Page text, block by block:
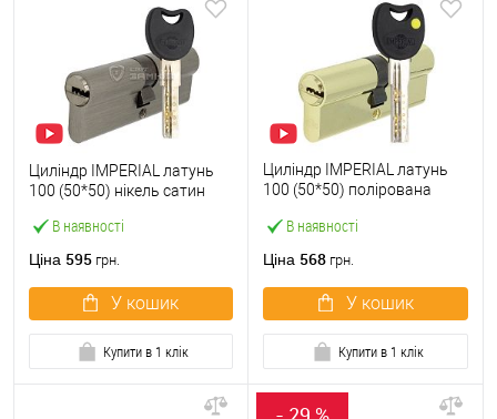
В наявності
Циліндр IMPERIAL латунь
100 (50*50) нікель сатин
Ціна 595 грн.
У кошик
Купити в 1 клік
В наявності
Циліндр IMPERIAL латунь
100 (50*50) полірована
Ціна 568 грн.
У кошик
Купити в 1 клік